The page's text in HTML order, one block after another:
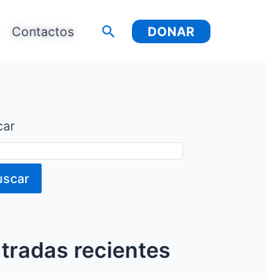
Contactos Buscar DONAR
recientes